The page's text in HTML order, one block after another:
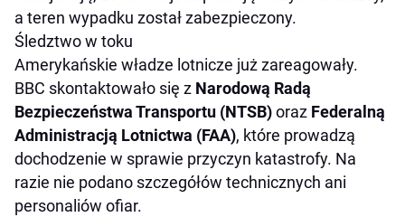
a teren wypadku został zabezpieczony.
Śledztwo w toku
Amerykańskie władze lotnicze już zareagowały.
BBC skontaktowało się z Narodową Radą
Bezpieczeństwa Transportu (NTSB)oraz Federalną
Administracją Lotnictwa (FAA), które prowadzą
dochodzenie w sprawie przyczyn katastrofy. Na
razie nie podano szczegółów technicznych ani
personaliów ofiar.